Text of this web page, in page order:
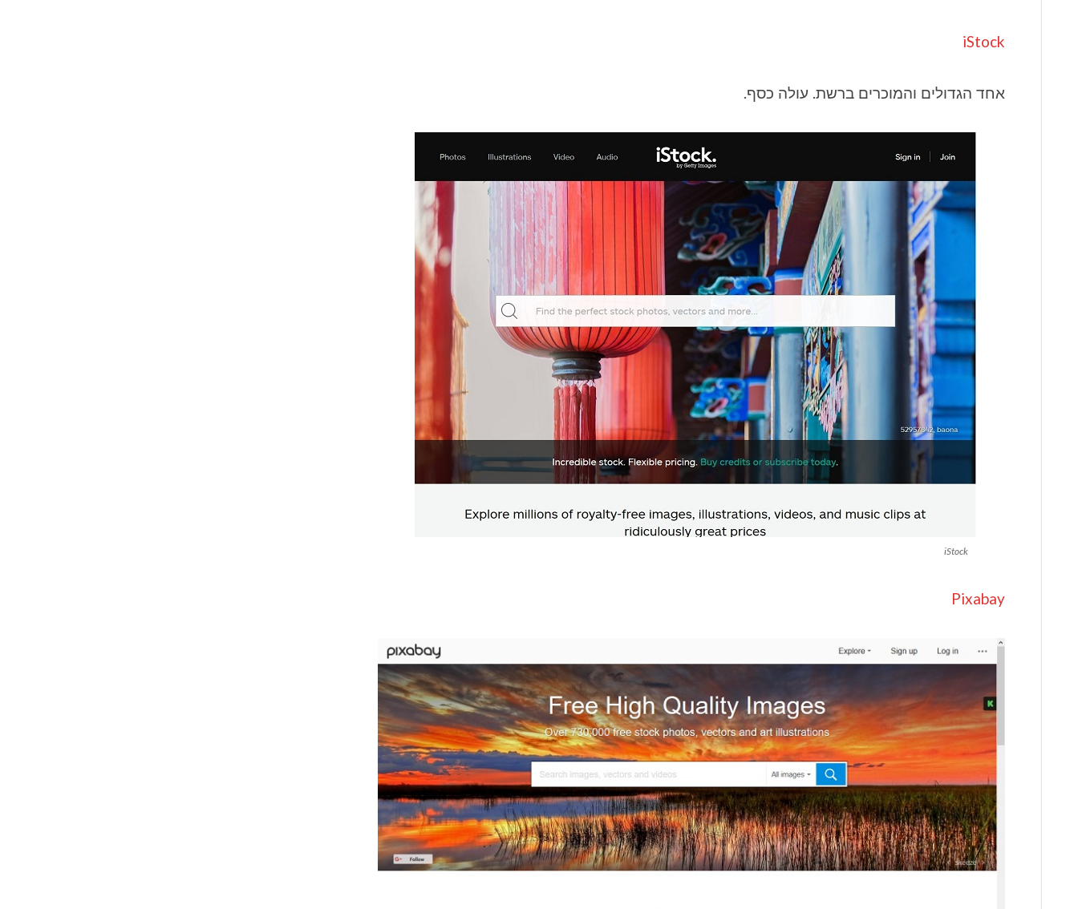
iStock
אחד הגדולים והמוכרים ברשת. עולה כסף.
iStock
Pixabay